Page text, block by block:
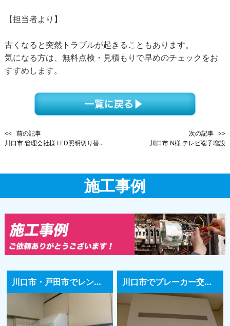
【担当者より】
古くなると突然トラブルが起きることもあります。
気になる方は、無料点検・見積もりで早めのチェックをお
すすめします。
<< 前の記事
川口市 管理会社様 LED照明切り替...
次の記事 >>
川口市 N様 テレビ端子増設
施工事例
川口市・戸田市でレンジフードの交換工事｜30年使った換気扇、異音や吸い込み不良は交換のサイン 川口市でブレーカー交換工事｜中古住宅購入時に古い分電盤を新しく交換した施工事例